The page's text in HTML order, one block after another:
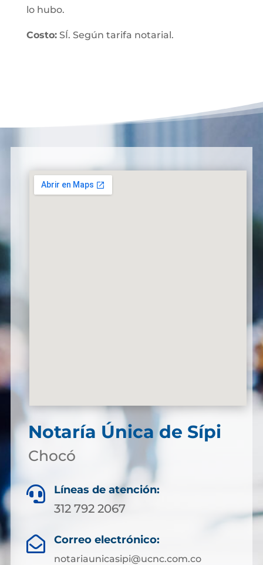
lo hubo.
Costo:SÍ. Según tarifa notarial.
Notaría Única de Sípi
Chocó
 Líneas de atención:
312 792 2067
 Correo electrónico:
notariaunicasipi@ucnc.com.co